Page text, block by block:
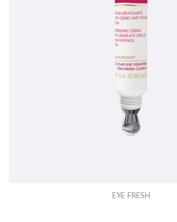
EYE FRESH